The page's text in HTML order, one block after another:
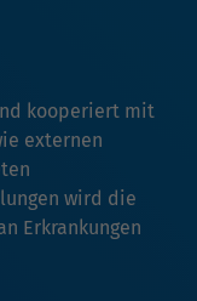
kooperiert mit
externen
wird die
Erkrankungen